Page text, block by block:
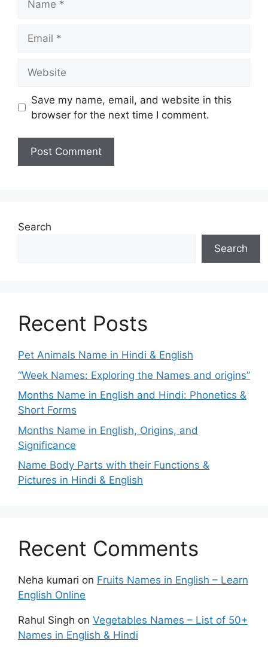
Save my name, email, and website in this
browser for the next time I comment.
Search
Search
Recent Posts
Pet Animals Name in Hindi & English
“Week Names: Exploring the Names and origins”
Months Name in English and Hindi: Phonetics &
Short Forms
Months Name in English, Origins, and
Significance
Name Body Parts with their Functions &
Pictures in Hindi & English
Recent Comments
Neha kumari on Fruits Names in English – Learn
English Online
Rahul Singh on Vegetables Names – List of 50+
Names in English & Hindi